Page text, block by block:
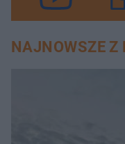
NAJNOWSZE Z